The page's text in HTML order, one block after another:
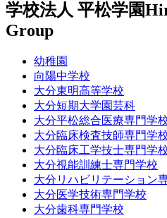
学校法人 平松学園
Group
幼稚園
向陽中学校
大分東明高等学校
大分短期大学園芸科
大分平松総合医療専門学
大分臨床検査技師専門学
大分臨床工学技士専門学
大分視能訓練士専門学校
大分リハビリテーション
大分医学技術専門学校
大分歯科専門学校